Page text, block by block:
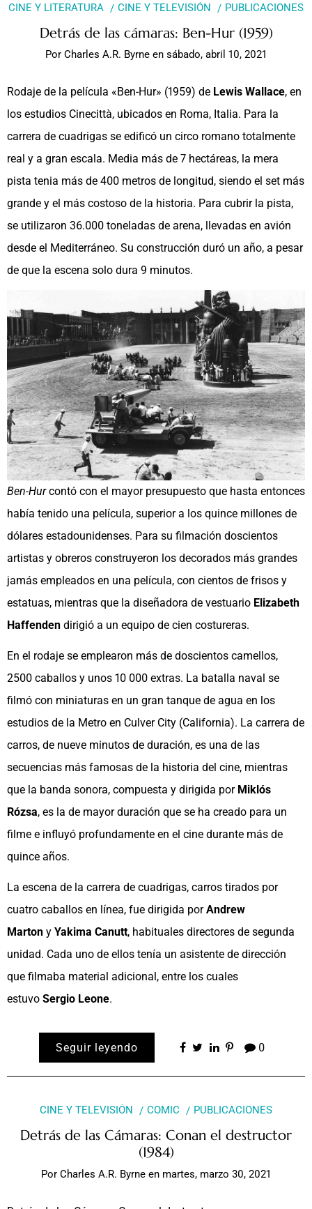
CINE Y LITERATURA CINE Y TELEVISIÓN PUBLICACIONES
Detrás de las cámaras: Ben-Hur (1959)
Por Charles A.R. Byrne en sábado, abril 10, 2021
Rodaje de la película «Ben-Hur» (1959) de Lewis Wallace, en
los estudios Cinecittà, ubicados en Roma, Italia. Para la
carrera de cuadrigas se edificó un circo romano totalmente
real y a gran escala. Media más de 7 hectáreas, la mera
pista tenia más de 400 metros de longitud, siendo el set más
grande y el más costoso de la historia. Para cubrir la pista,
se utilizaron 36.000 toneladas de arena, llevadas en avión
desde el Mediterráneo. Su construcción duró un año, a pesar
de que la escena solo dura 9 minutos.
Ben-Hurcontó con el mayor presupuesto que hasta entonces
había tenido una película, superior a los quince millones de
dólares estadounidenses. Para su filmación doscientos
artistas y obreros construyeron los decorados más grandes
jamás empleados en una película, con cientos de frisos y
estatuas, mientras que la diseñadora de vestuario Elizabeth
Haffenden dirigió a un equipo de cien costureras.
En el rodaje se emplearon más de doscientos camellos,
2500 caballos y unos 10 000 extras. La batalla naval se
filmó con miniaturas en un gran tanque de agua en los
estudios de la Metro en Culver City (California). La carrera de
carros, de nueve minutos de duración, es una de las
secuencias más famosas de la historia del cine, mientras
que la banda sonora, compuesta y dirigida por Miklós
Rózsa, es la de mayor duración que se ha creado para un
filme e influyó profundamente en el cine durante más de
quince años.
La escena de la carrera de cuadrigas, carros tirados por
cuatro caballos en línea, fue dirigida porAndrew
Marton y Yakima Canutt, habituales directores de segunda
unidad. Cada uno de ellos tenía un asistente de dirección
que filmaba material adicional, entre los cuales
estuvo Sergio Leone.
Seguir leyendo 0
CINE Y TELEVISIÓN COMIC PUBLICACIONES
Detrás de las Cámaras: Conan el destructor
(1984)
Por Charles A.R. Byrne en martes, marzo 30, 2021